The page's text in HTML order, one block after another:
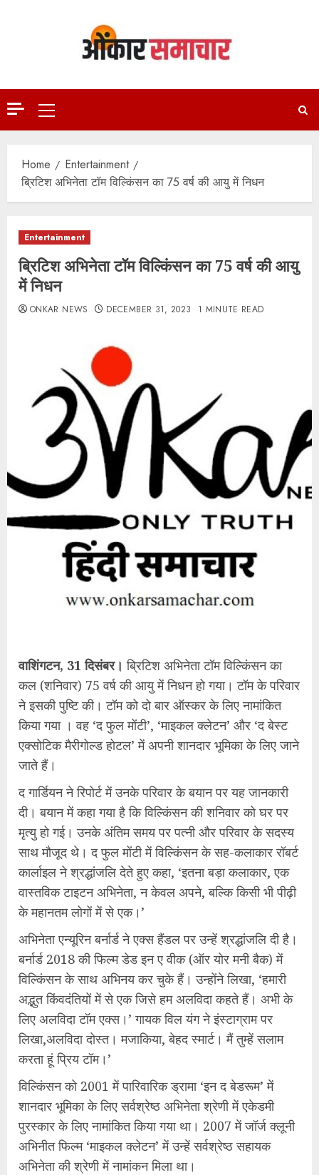
Primary
Menu
Home
Entertainment
ब्रिटिश अभिनेता टॉम विल्किंसन का 75 वर्ष की आयु में निधन
Entertainment
ब्रिटिश अभिनेता टॉम विल्किंसन का 75 वर्ष की आयु
में निधन
ONKAR NEWS DECEMBER 31, 2023 1 MINUTE READ
वाशिंगटन, 31 दिसंबर। ब्रिटिश अभिनेता टॉम विल्किंसन का
कल (शनिवार) 75 वर्ष की आयु में निधन हो गया। टॉम के परिवार
ने इसकी पुष्टि की। टॉम को दो बार ऑस्कर के लिए नामांकित
किया गया । वह ‘द फुल मोंटी’, ‘माइकल क्लेटन’ और ‘द बेस्ट
एक्सोटिक मैरीगोल्ड होटल’ में अपनी शानदार भूमिका के लिए जाने
जाते हैं।
द गार्डियन ने रिपोर्ट में उनके परिवार के बयान पर यह जानकारी
दी। बयान में कहा गया है कि विल्किंसन की शनिवार को घर पर
मृत्यु हो गई। उनके अंतिम समय पर पत्नी और परिवार के सदस्य
साथ मौजूद थे। द फुल मोंटी में विल्किंसन के सह-कलाकार रॉबर्ट
कार्लाइल ने श्रद्धांजलि देते हुए कहा, ‘इतना बड़ा कलाकार, एक
वास्तविक टाइटन अभिनेता, न केवल अपने, बल्कि किसी भी पीढ़ी
के महानतम लोगों में से एक।’
अभिनेता एन्यूरिन बर्नार्ड ने एक्स हैंडल पर उन्हें श्रद्धांजलि दी है।
बर्नार्ड 2018 की फिल्म डेड इन ए वीक (ऑर योर मनी बैक) में
विल्किंसन के साथ अभिनय कर चुके हैं। उन्होंने लिखा, ‘हमारी
अद्भुत किंवदंतियों में से एक जिसे हम अलविदा कहते हैं। अभी के
लिए अलविदा टॉम एक्स।’ गायक विल यंग ने इंस्टाग्राम पर
लिखा,अलविदा दोस्त। मजाकिया, बेहद स्मार्ट। मैं तुम्हें सलाम
करता हूं प्रिय टॉम।’
विल्किंसन को 2001 में पारिवारिक ड्रामा ‘इन द बेडरूम’ में
शानदार भूमिका के लिए सर्वश्रेष्ठ अभिनेता श्रेणी में एकेडमी
पुरस्कार के लिए नामांकित किया गया था। 2007 में जॉर्ज क्लूनी
अभिनीत फिल्म ‘माइकल क्लेटन’ में उन्हें सर्वश्रेष्ठ सहायक
अभिनेता की श्रेणी में नामांकन मिला था।